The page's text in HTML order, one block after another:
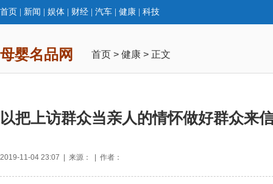
首页 新闻 娱体 财经 汽车 健康 科技
母婴名品网 首页 > 健康 > 正文
以把上访群众当亲人的情怀做好群众来
2019-11-04 23:07 | 来源： | 作者：